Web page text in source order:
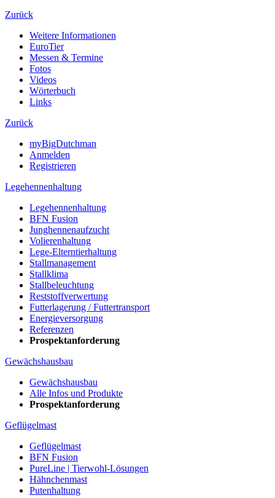
Zurück
Weitere Informationen
EuroTier
Messen & Termine
Fotos
Videos
Wörterbuch
Links
Zurück
myBigDutchman
Anmelden
Registrieren
Legehennenhaltung
Legehennenhaltung
BFN Fusion
Junghennenaufzucht
Volierenhaltung
Lege-Elterntierhaltung
Stallmanagement
Stallklima
Stallbeleuchtung
Reststoffverwertung
Futterlagerung / Futtertransport
Energieversorgung
Referenzen
Prospektanforderung
Gewächshausbau
Gewächshausbau
Alle Infos und Produkte
Prospektanforderung
Geflügelmast
Geflügelmast
BFN Fusion
PureLine | Tierwohl-Lösungen
Hähnchenmast
Putenhaltung